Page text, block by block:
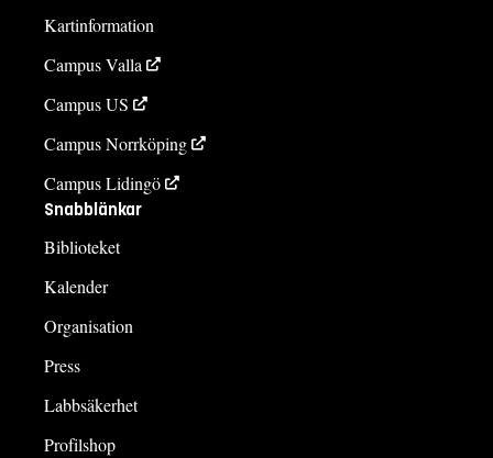
Kartinformation
Campus Valla
Campus US
Campus Norrköping
Campus Lidingö
Snabblänkar
Biblioteket
Kalender
Organisation
Press
Labbsäkerhet
Profilshop